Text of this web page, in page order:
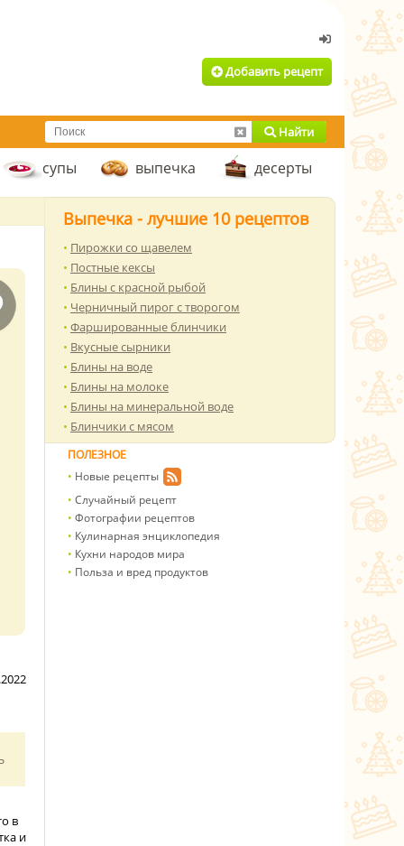
Добавить рецепт
Найти
супы выпечка десерты
в
и
Выпечка - лучшие 10 рецептов
Пирожки со щавелем
Постные кексы
Блины с красной рыбой
Черничный пирог с творогом
Фаршированные блинчики
Вкусные сырники
Блины на воде
Блины на молоке
Блины на минеральной воде
Блинчики с мясом
ПОЛЕЗНОЕ
Новые рецепты
Случайный рецепт
Фотографии рецептов
Кулинарная энциклопедия
Кухни народов мира
Польза и вред продуктов